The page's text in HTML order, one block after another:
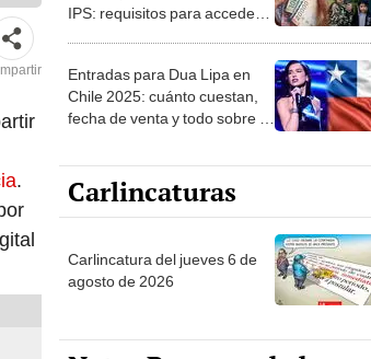
.
IPS: requisitos para acceder
Entradas para Dua Lipa en
Chile 2025: cuánto cuestan,
fecha de venta y todo sobre el
Santiago
Carlincaturas
Carlincatura del jueves 6 de
agosto de 2026